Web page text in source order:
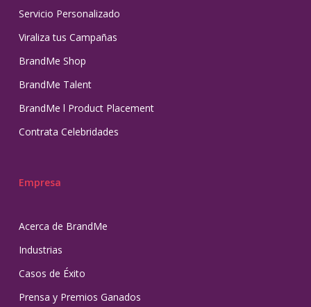
Servicio Personalizado
Viraliza tus Campañas
BrandMe Shop
BrandMe Talent
BrandMe l Product Placement
Contrata Celebridades
Empresa
Acerca de BrandMe
Industrias
Casos de Éxito
Prensa y Premios Ganados